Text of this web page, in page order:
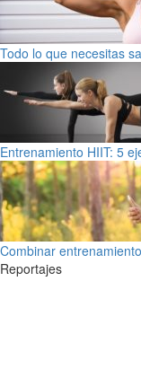
Todo lo que necesitas
Entrenamiento HIIT: 5
Combinar
Reportajes